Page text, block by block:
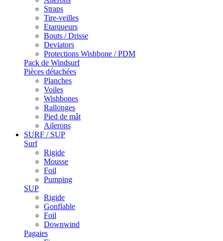
Straps
Tire-veilles
Etarqueurs
Bouts / Drisse
Deviators
Protections Wishbone / PDM
Pack de Windsurf
Pièces détachées
Planches
Voiles
Wishbones
Rallonges
Pied de mât
Ailerons
SURF / SUP
Surf
Rigide
Mousse
Foil
Pumping
SUP
Rigide
Gonflable
Foil
Downwind
Pagaies